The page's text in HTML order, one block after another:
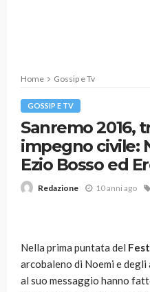
Home Gossip e Tv
GOSSIP E TV
Sanremo 2016,
impegno civile:
Ezio Bosso ed
Redazione 10 anni ago
Nella prima puntata del
arcobaleno di Noemi e
al suo messaggio hanno